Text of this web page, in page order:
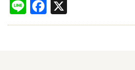
LineFacebook